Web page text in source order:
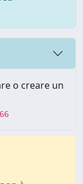
o creare un